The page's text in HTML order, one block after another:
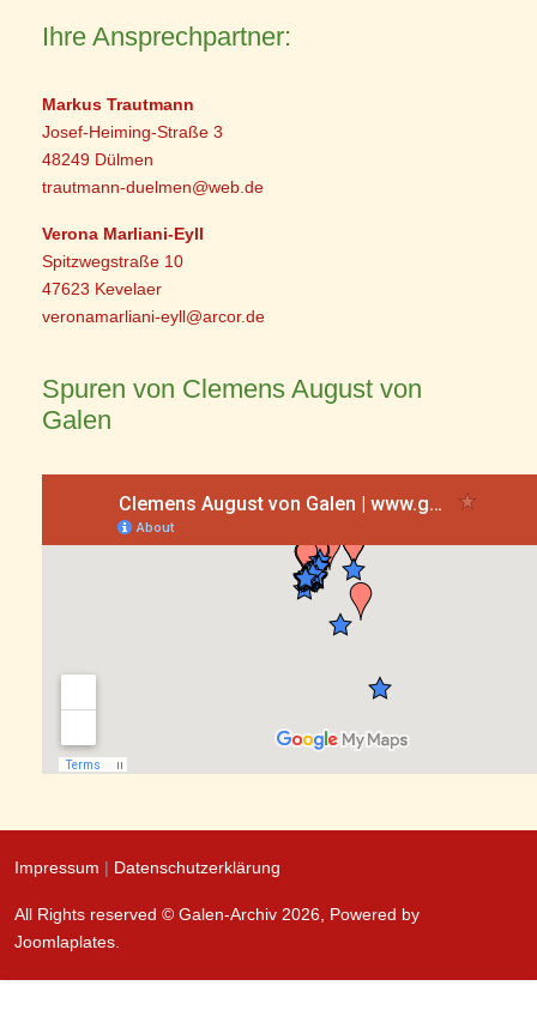
Ihre Ansprechpartner:
Markus Trautmann
Josef-Heiming-Straße 3
48249 Dülmen
trautmann-duelmen@web.de
Verona Marliani-Eyll
Spitzwegstraße 10
47623 Kevelaer
veronamarliani-eyll@arcor.de
Spuren von Clemens August von
Galen
Impressum | Datenschutzerklärung
All Rights reserved © Galen-Archiv 2026, Powered by
Joomlaplates